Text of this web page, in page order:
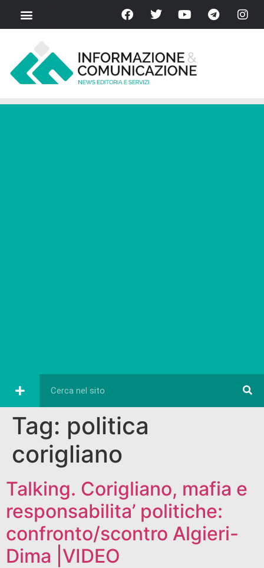
Tag: politica
corigliano
Talking. Corigliano, mafia e
responsabilita’ politiche:
confronto/scontro Algieri-
Dima |VIDEO